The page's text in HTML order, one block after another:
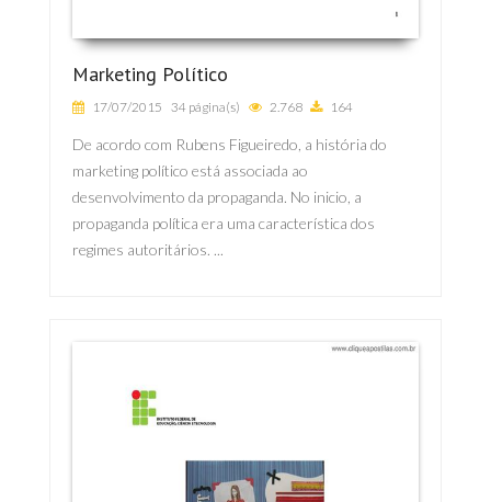
Marketing Político
17/07/2015 34 página(s) 2.768 164
De acordo com Rubens Figueiredo, a história do
marketing político está associada ao
desenvolvimento da propaganda. No inicio, a
propaganda política era uma característica dos
regimes autoritários. ...